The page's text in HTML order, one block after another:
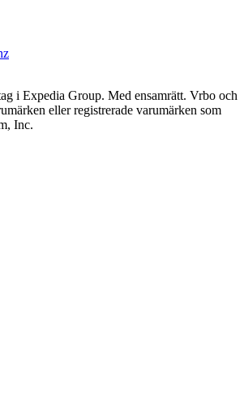
i Expedia Group. Med ensamrätt. Vrbo och
eller registrerade varumärken som
Inc.